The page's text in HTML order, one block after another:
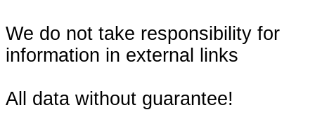
We do not take responsibility for
information in external links
All data without guarantee!